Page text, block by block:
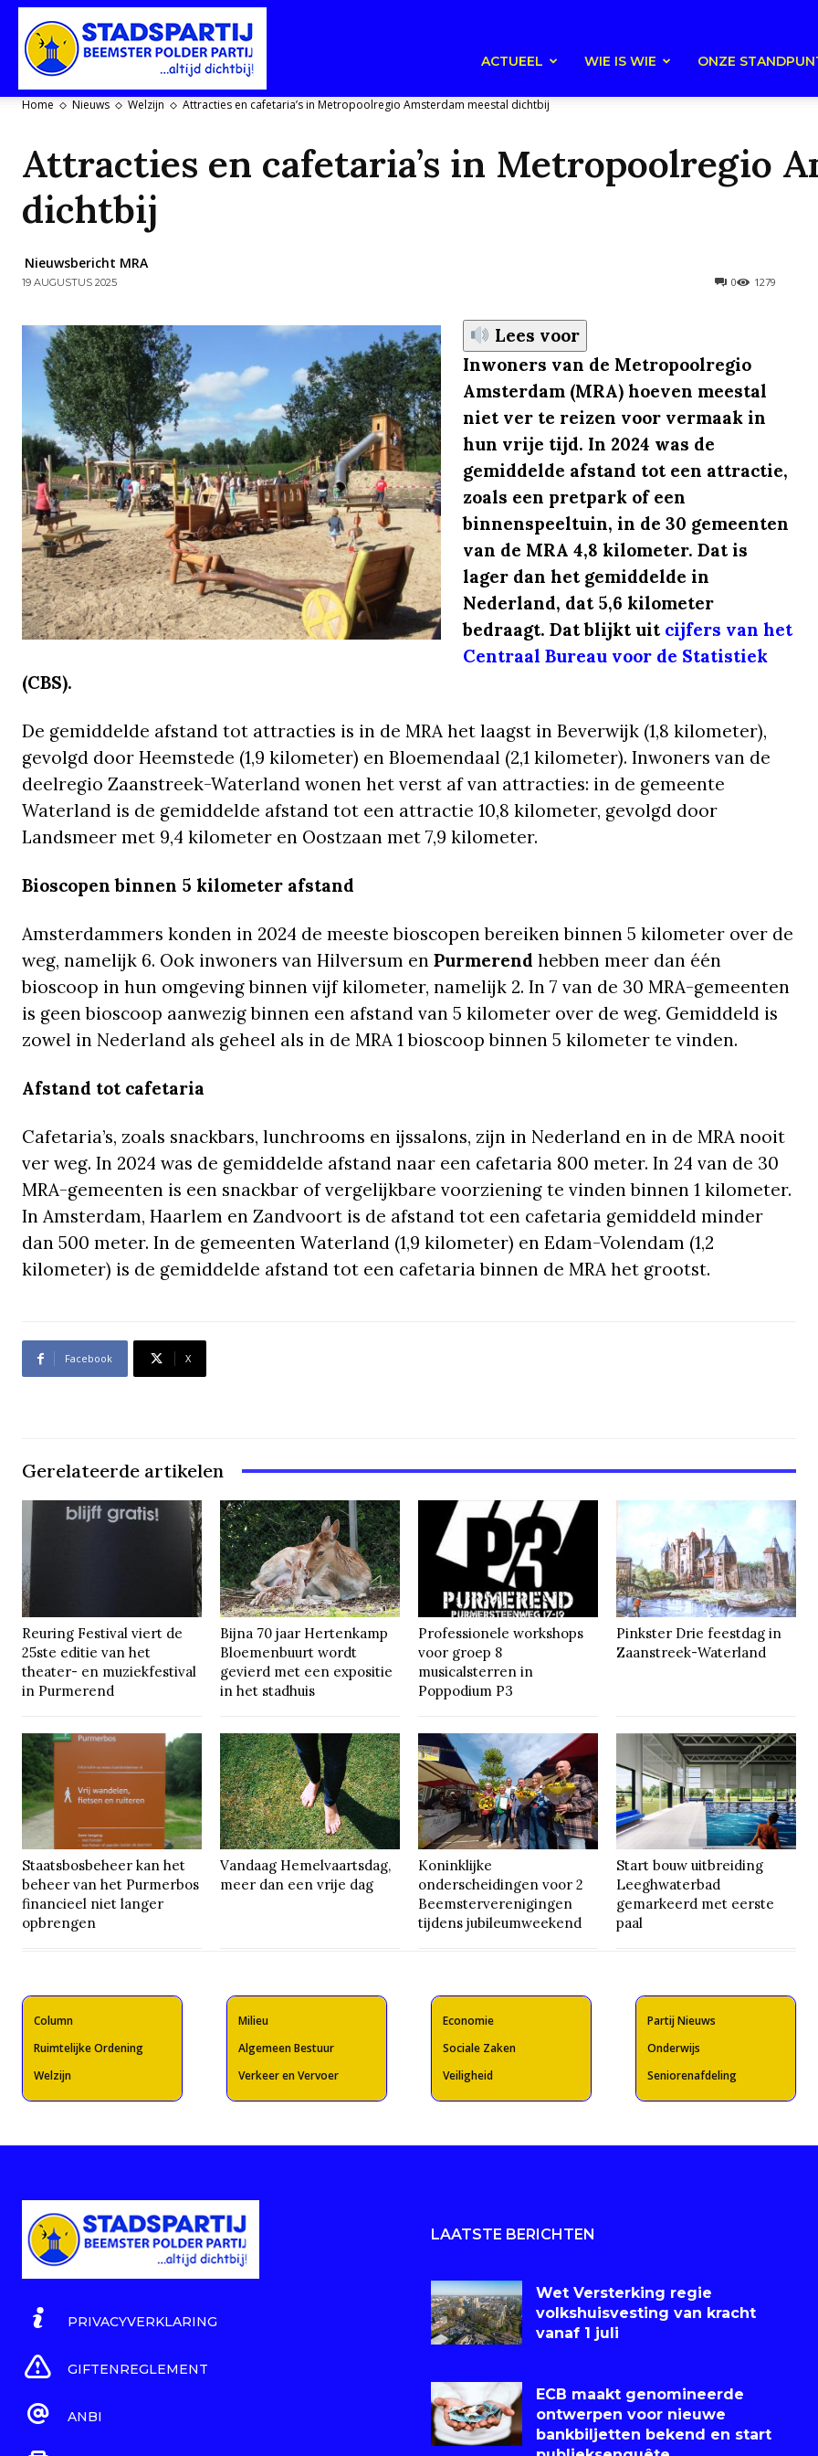
Polderpartij
ACTUEEL WIE IS WIE ONZE
Home Nieuws Welzijn Attracties en cafetaria’s in Metropoolregio Amsterdam meestal dichtbij
Attracties en cafetaria’s in Metropoolregio
dichtbij
Nieuwsbericht MRA
19 AUGUSTUS 2025 1279
0
Lees voor
Inwoners van de Metropoolregio
Amsterdam (MRA) hoeven meestal
niet ver te reizen voor vermaak in
hun vrije tijd. In 2024 was de
gemiddelde afstand tot een attractie,
zoals een pretpark of een
binnenspeeltuin, in de 30 gemeenten
van de MRA 4,8 kilometer. Dat is
lager dan het gemiddelde in
Nederland, dat 5,6 kilometer
bedraagt. Dat blijkt uit cijfers van het
Centraal Bureau voor de Statistiek
(CBS).
De gemiddelde afstand tot attracties is in de MRA het laagst in Beverwijk (1,8 kilometer),
gevolgd door Heemstede (1,9 kilometer) en Bloemendaal (2,1 kilometer). Inwoners van de
deelregio Zaanstreek-Waterland wonen het verst af van attracties: in de gemeente
Waterland is de gemiddelde afstand tot een attractie 10,8 kilometer, gevolgd door
Landsmeer met 9,4 kilometer en Oostzaan met 7,9 kilometer.
Bioscopen binnen 5 kilometer afstand
Amsterdammers konden in 2024 de meeste bioscopen bereiken binnen 5 kilometer over de
weg, namelijk 6. Ook inwoners van Hilversum en Purmerend hebben meer dan één
bioscoop in hun omgeving binnen vijf kilometer, namelijk 2. In 7 van de 30 MRA-gemeenten
is geen bioscoop aanwezig binnen een afstand van 5 kilometer over de weg. Gemiddeld is
zowel in Nederland als geheel als in de MRA 1 bioscoop binnen 5 kilometer te vinden.
Afstand tot cafetaria
Cafetaria’s, zoals snackbars, lunchrooms en ijssalons, zijn in Nederland en in de MRA nooit
ver weg. In 2024 was de gemiddelde afstand naar een cafetaria 800 meter. In 24 van de 30
MRA-gemeenten is een snackbar of vergelijkbare voorziening te vinden binnen 1 kilometer.
In Amsterdam, Haarlem en Zandvoort is de afstand tot een cafetaria gemiddeld minder
dan 500 meter. In de gemeenten Waterland (1,9 kilometer) en Edam-Volendam (1,2
kilometer) is de gemiddelde afstand tot een cafetaria binnen de MRA het grootst.
Facebook X
Gerelateerde artikelen
Reuring Festival viert de
25ste editie van het
theater- en muziekfestival
in Purmerend
Bijna 70 jaar Hertenkamp
Bloemenbuurt wordt
gevierd met een expositie
in het stadhuis
Professionele workshops
voor groep 8
musicalsterren in
Poppodium P3
Pinkster Drie feestdag in
Zaanstreek-Waterland
Staatsbosbeheer kan het
beheer van het Purmerbos
financieel niet langer
opbrengen
Vandaag Hemelvaartsdag,
meer dan een vrije dag
Koninklijke
onderscheidingen voor 2
Beemsterverenigingen
tijdens jubileumweekend
Start bouw uitbreiding
Leeghwaterbad
gemarkeerd met eerste
paal
Column
Ruimtelijke Ordening
Welzijn
Milieu
Algemeen Bestuur
Verkeer en Vervoer
Economie
Sociale Zaken
Veiligheid
Partij Nieuws
Onderwijs
Seniorenafdeling
PRIVACYVERKLARING
GIFTENREGLEMENT
ANBI
LAATSTE BERICHTEN
Wet Versterking regie
volkshuisvesting van kracht
vanaf 1 juli
ECB maakt genomineerde
ontwerpen voor nieuwe
bankbiljetten bekend en start